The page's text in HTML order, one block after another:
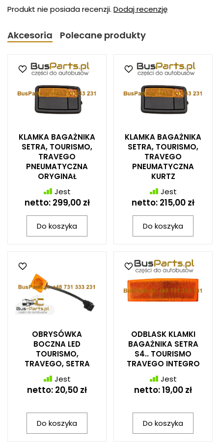
Produkt nie posiada recenzji. Dodaj recenzję
Akcesoria Polecane produkty
KLAMKA BAGAŻNIKA
SETRA, TOURISMO,
TRAVEGO
PNEUMATYCZNA
ORYGINAŁ
Jest
netto: 299,00 zł
Do koszyka
KLAMKA BAGAŻNIKA
SETRA, TOURISMO,
TRAVEGO
PNEUMATYCZNA
KURTZ
Jest
netto: 215,00 zł
Do koszyka
OBRYSÓWKA
BOCZNA LED
TOURISMO,
TRAVEGO, SETRA
Jest
netto: 20,50 zł
Do koszyka
ODBLASK KLAMKI
BAGAŻNIKA SETRA
S4.. TOURISMO
TRAVEGO INTEGRO
Jest
netto:19,00 zł
Do koszyka